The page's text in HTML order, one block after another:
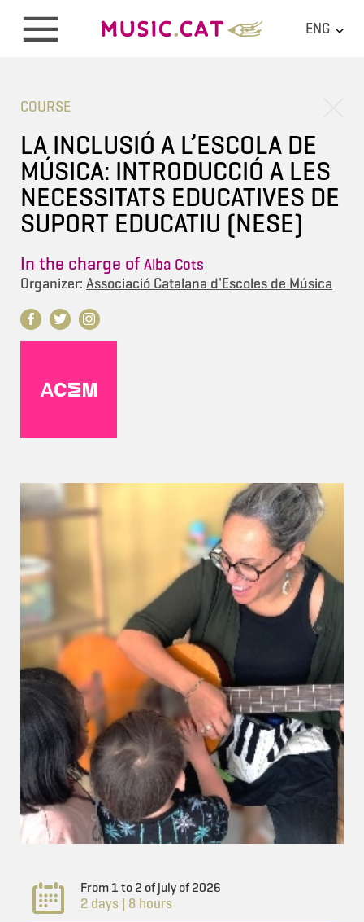
ENG
COURSE
LA INCLUSIÓ A L’ESCOLA DE
MÚSICA: INTRODUCCIÓ A LES
NECESSITATS EDUCATIVES DE
SUPORT EDUCATIU (NESE)
In the charge ofAlba Cots
Organizer: Associació Catalana d'Escoles de Música
From 1 to 2 of july of 2026
2 days | 8 hours